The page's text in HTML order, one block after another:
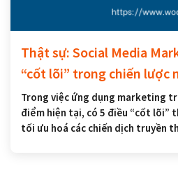
Thật sự: Social Media
“cốt lõi” trong chiến lược
Trong việc ứng dụng marketing
điểm hiện tại, có 5 điều “cốt lõi”
tối ưu hoá các chiến dịch truyền